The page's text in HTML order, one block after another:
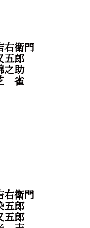
右衛門
五郎
之助
雀
右衛門
五郎
五郎